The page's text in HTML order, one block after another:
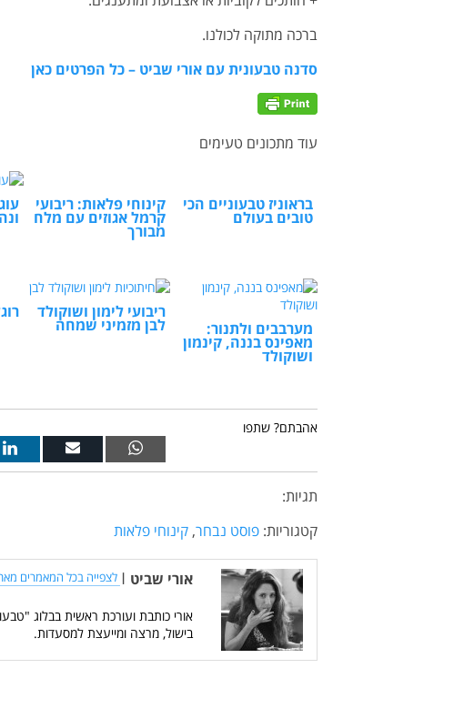
ברכה מתוקה לכולנו.
סדנה טבעונית עם אורי שביט – כל הפרטים כאן
עוד מתכונים טעימים
בראוניז טבעוניים הכי
טובים בעולם
קינוחי פלאות: ריבועי
קרמל אגוזים עם מלח
מבורך
מערבבים ולתנור:
מאפינס בננה, קינמון
ושוקולד
ריבועי לימון ושוקולד
לבן מזמיני שמחה
אהבתם? שתפו
תגיות:
קטגוריות: פוסט נבחר, קינוחי פלאות
אורי שביט | לצפייה בכל המאמרים
אורי כותבת ועורכת ראשית בבלוג
בישול, מרצה ומייעצת למסעדות.